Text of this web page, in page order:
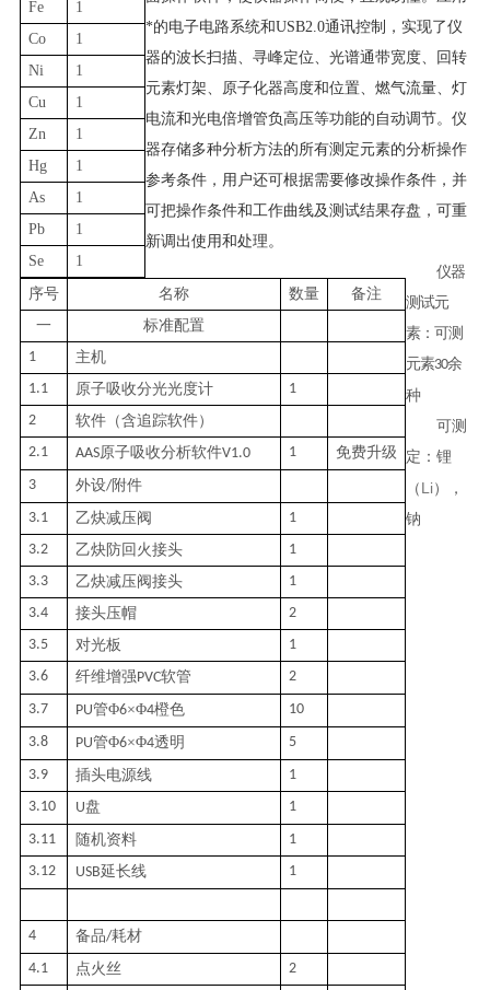
Fe
1
Co
1
Ni
1
Cu
1
Zn
1
Hg
1
As
1
Pb
1
Se
1
序号 名称 数量
备注
一
标准配置
1
主机
1.1
原子吸收分光光度计
1
2
软件（含追踪软件）
2.1
AAS原子吸收分析软件V1.0 1
免费升级
3
外设/附件
3.1
乙炔减压阀
1
3.2
乙炔防回火接头
1
3.3
乙炔减压阀接头
1
3.4
接头压帽
2
3.5
对光板
1
3.6
纤维增强PVC软管
2
3.7
PU管Φ6×Φ4橙色
10
3.8
PU管Φ6×Φ4透明
5
3.9
插头电源线
1
3.10
U盘
1
3.11
随机资料
1
3.12
USB延长线 1
4 备品/耗材
4.1
点火丝
2
*的电子电路系统和USB2.0通讯控制，实现了仪
器的波长扫描、寻峰定位、光谱通带宽度、回转
元素灯架、原子化器高度和位置、燃气流量、灯
电流和光电倍增管负高压等功能的自动调节。仪
器存储多种分析方法的所有测定元素的分析操作
参考条件，用户还可根据需要修改操作条件，并
可把操作条件和工作曲线及测试结果存盘，可重
新调出使用和处理。
仪器
测试元
素：可测
元素30余
种
可测
定：锂
（ Li），
钠